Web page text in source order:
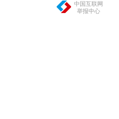
中国互联网
举报中心